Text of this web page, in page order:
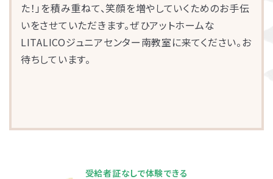
た！」を積み重ねて、笑顔を増やしていくためのお手伝
いをさせていただきます。ぜひアットホームな
LITALICOジュニアセンター南教室に来てください。お
待ちしています。
受給者証なしで体験できる